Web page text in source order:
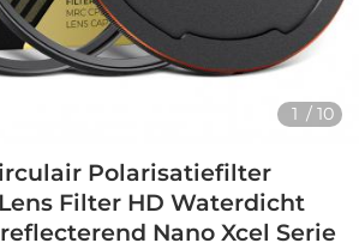
1 /10
Polarisatiefilter
Filter HD Waterdicht
Nano Xcel Serie